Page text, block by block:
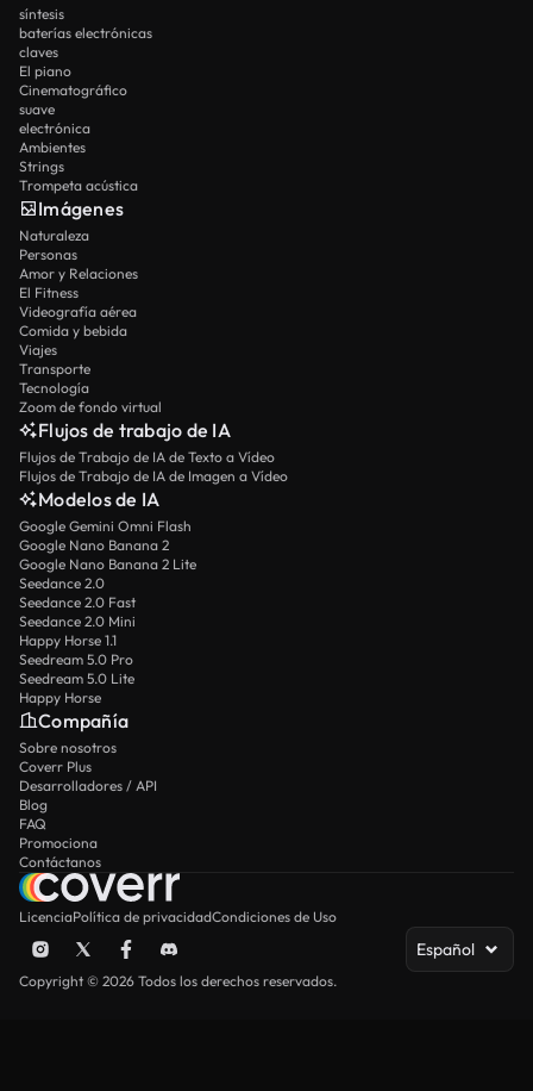
síntesis
baterías electrónicas
claves
El piano
Cinematográfico
suave
electrónica
Ambientes
Strings
Trompeta acústica
Imágenes
Naturaleza
Personas
Amor y Relaciones
El Fitness
Videografía aérea
Comida y bebida
Viajes
Transporte
Tecnología
Zoom de fondo virtual
Flujos de trabajo de IA
Flujos de Trabajo de IA de Texto a Vídeo
Flujos de Trabajo de IA de Imagen a Vídeo
Modelos de IA
Google Gemini Omni Flash
Google Nano Banana 2
Google Nano Banana 2 Lite
Seedance 2.0
Seedance 2.0 Fast
Seedance 2.0 Mini
Happy Horse 1.1
Seedream 5.0 Pro
Seedream 5.0 Lite
Happy Horse
Compañía
Sobre nosotros
Coverr Plus
Desarrolladores / API
Blog
FAQ
Promociona
Contáctanos
LicenciaPolítica de privacidadCondiciones de Uso
Español
Copyright © 2026 Todos los derechos reservados.